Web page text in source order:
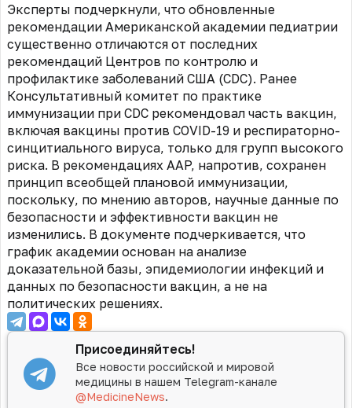
Эксперты подчеркнули, что обновленные
рекомендации Американской академии педиатрии
существенно отличаются от последних
рекомендаций Центров по контролю и
профилактике заболеваний США (CDC). Ранее
Консультативный комитет по практике
иммунизации при CDC рекомендовал часть вакцин,
включая вакцины против COVID-19 и респираторно-
синцитиального вируса, только для групп высокого
риска. В рекомендациях AAP, напротив, сохранен
принцип всеобщей плановой иммунизации,
поскольку, по мнению авторов, научные данные по
безопасности и эффективности вакцин не
изменились. В документе подчеркивается, что
график академии основан на анализе
доказательной базы, эпидемиологии инфекций и
данных по безопасности вакцин, а не на
политических решениях.
Присоединяйтесь!
Все новости российской и мировой
медицины в нашем Telegram-канале
@MedicineNews.